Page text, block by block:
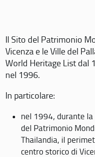
Il Sito del Patrimonio
Vicenza e le Ville del
World Heritage List dal
nel 1996.
In particolare:
nel 1994, durante
del Patrimonio
Thailandia, il
centro storico di